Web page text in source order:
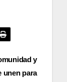
y
unen para